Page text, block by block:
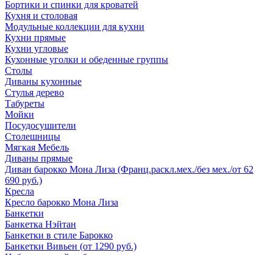
Бортики и спинки для кроватей
Кухня и столовая
Модульные коллекции для кухни
Кухни прямые
Кухни угловые
Кухонные уголки и обеденные группы
Столы
Диваны кухонные
Стулья дерево
Табуреты
Мойки
Посудосушители
Столешницы
Мягкая Мебель
Диваны прямые
Диван барокко Мона Лиза (Франц.раскл.мех./без мех./от 62
690 руб.)
Кресла
Кресло барокко Мона Лиза
Банкетки
Банкетка Нэйтан
Банкетки в стиле Барокко
Банкетки Вивьен (от 1290 руб.)